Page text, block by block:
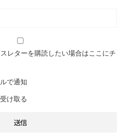
レターを購読したい場合はここにチ
で通知
け取る